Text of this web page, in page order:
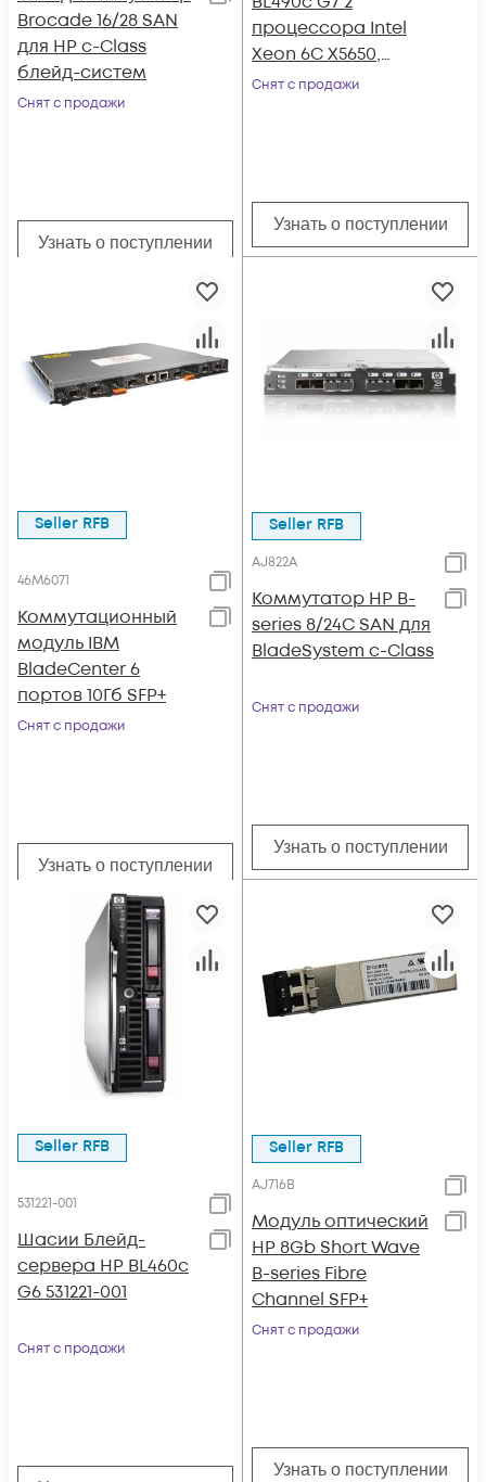
Brocade 16/28 SAN
для HP c-Class
блейд-систем
Снят с продажи
Узнать о поступлении
процессора Intel
Xeon 6С X5650,
144GB DRAM, 2x10Gb
Снят с продажи
Узнать о поступлении
Seller RFB
46M6071
Коммутационный
модуль IBM
BladeCenter 6
портов 10Гб SFP+
Снят с продажи
Узнать о поступлении
Seller RFB
AJ822A
Коммутатор HP B-
series 8/24C SAN для
BladeSystem c-Class
Снят с продажи
Узнать о поступлении
Seller RFB
531221-001
Шасии Блейд-
сервера HP BL460c
G6 531221-001
Снят с продажи
Seller RFB
AJ716B
Модуль оптический
HP 8Gb Short Wave
B-series Fibre
Channel SFP+
Снят с продажи
Узнать о поступлении